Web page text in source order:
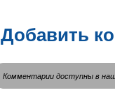
Добавить
Комментарии доступны в